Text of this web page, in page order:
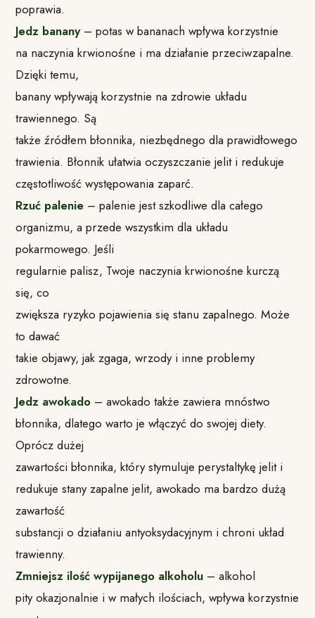
poprawia.
Jedz banany – potas w bananach wpływa korzystnie
na naczynia krwionośne i ma działanie przeciwzapalne.
Dzięki temu,
banany wpływają korzystnie na zdrowie układu
trawiennego. Są
także źródłem błonnika, niezbędnego dla prawidłowego
trawienia. Błonnik ułatwia oczyszczanie jelit i redukuje
częstotliwość występowania zaparć.
Rzuć palenie – palenie jest szkodliwe dla całego
organizmu, a przede wszystkim dla układu
pokarmowego. Jeśli
regularnie palisz, Twoje naczynia krwionośne kurczą
się, co
zwiększa ryzyko pojawienia się stanu zapalnego. Może
to dawać
takie objawy, jak zgaga, wrzody i inne problemy
zdrowotne.
Jedz awokado – awokado także zawiera mnóstwo
błonnika, dlatego warto je włączyć do swojej diety.
Oprócz dużej
zawartości błonnika, który stymuluje perystaltykę jelit i
redukuje stany zapalne jelit, awokado ma bardzo dużą
zawartość
substancji o działaniu antyoksydacyjnym i chroni układ
trawienny.
Zmniejsz ilość wypijanego alkoholu – alkohol
pity okazjonalnie i w małych ilościach, wpływa korzystnie